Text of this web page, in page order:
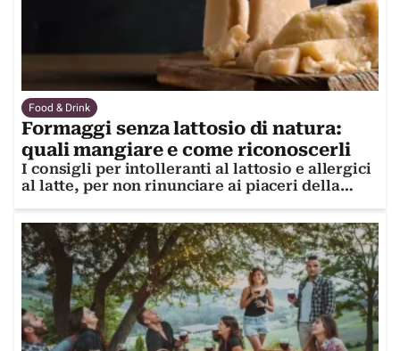
Food & Drink
Formaggi senza lattosio di natura:
quali mangiare e come riconoscerli
I consigli per intolleranti al lattosio e allergici
al latte, per non rinunciare ai piaceri della